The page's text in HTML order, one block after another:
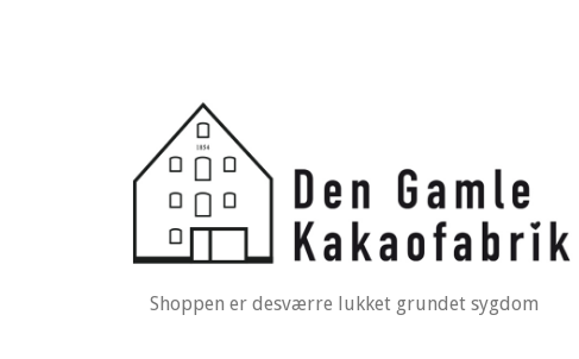
Shoppen er desværre lukket grundet sygdom